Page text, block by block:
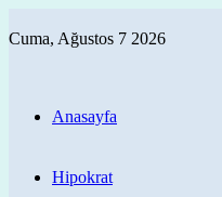
Cuma, Ağustos 7 2026
Anasayfa
Hipokrat